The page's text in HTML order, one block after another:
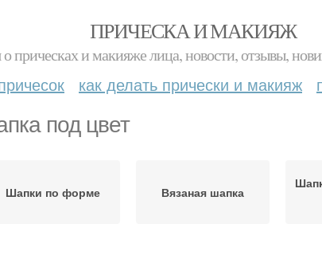
ПРИЧЕСКА И МАКИЯЖ
прическах и макияже лица, новости, отзывы,
как делать прически и макияж
под цвет
Шапки по форме Вязаная шапка